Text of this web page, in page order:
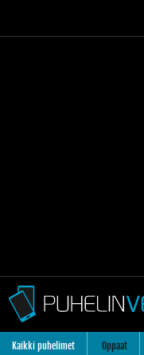
Kaikki puhelimet Oppaat